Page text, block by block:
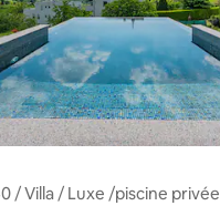
/ Villa / Luxe /piscine privée